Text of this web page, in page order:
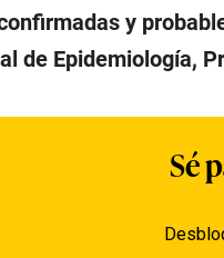
y
de Epidemiología,